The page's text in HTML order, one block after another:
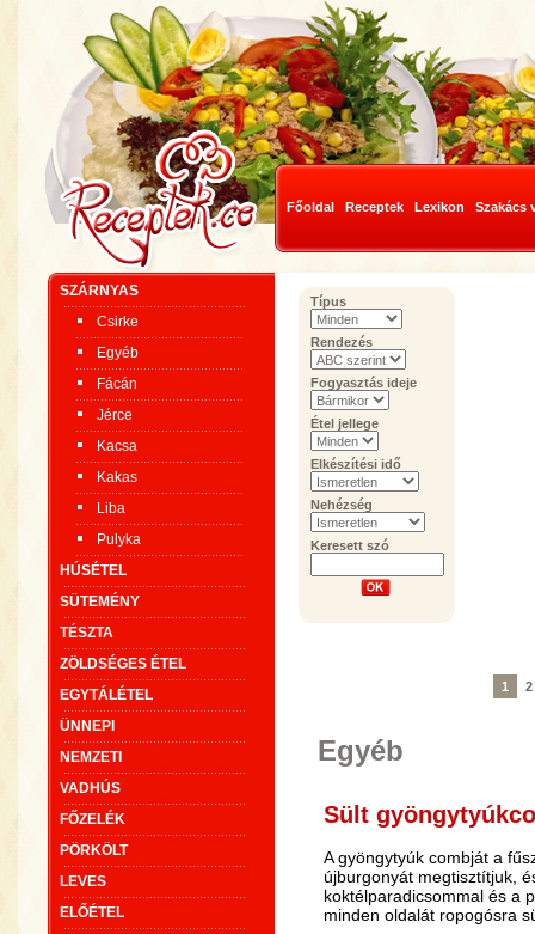
Főoldal Receptek Lexikon Szakács
SZÁRNYAS
Csirke
Egyéb
Fácán
Jérce
Kacsa
Kakas
Liba
Pulyka
HÚSÉTEL
SÜTEMÉNY
TÉSZTA
ZÖLDSÉGES ÉTEL
EGYTÁLÉTEL
ÜNNEPI
NEMZETI
VADHÚS
FŐZELÉK
PÖRKÖLT
LEVES
ELŐÉTEL
Típus
Rendezés
Fogyasztás ideje
Étel jellege
Elkészítési idő
Nehézség
Keresett szó
1 2
Egyéb
Sült
A gyöngytyúk combját a
újburgonyát megtisztítjuk,
koktélparadicsommal és a
minden oldalát ropogósra